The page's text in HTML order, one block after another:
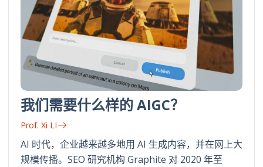
我们需要什么样的 AIGC？
Prof. Xi LI
AI 时代，企业越来越多地用 AI 生成内容，并在网上大
规模传播。SEO 研究机构 Graphite 对 2020 年至